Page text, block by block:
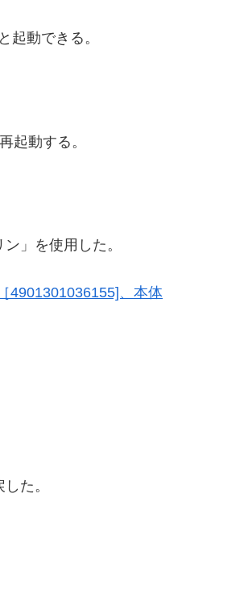
起動できる。
起動する。
」を使用した。
4901301036155]、本体
た。